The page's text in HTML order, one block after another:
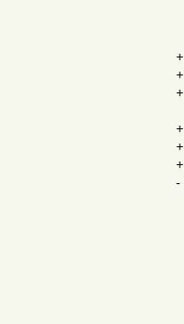
+
+
+
+
+
+
-